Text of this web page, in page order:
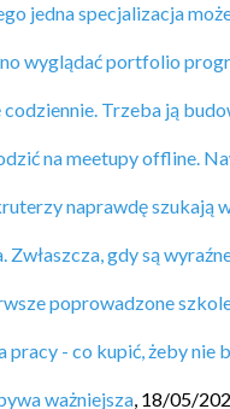
jedna specjalizacja
wyglądać portfolio
Trzeba ją
na meetupy offline.
naprawdę szukają
gdy są
poprowadzone
pracy - co kupić, żeby nie
ważniejsza, 18/05/